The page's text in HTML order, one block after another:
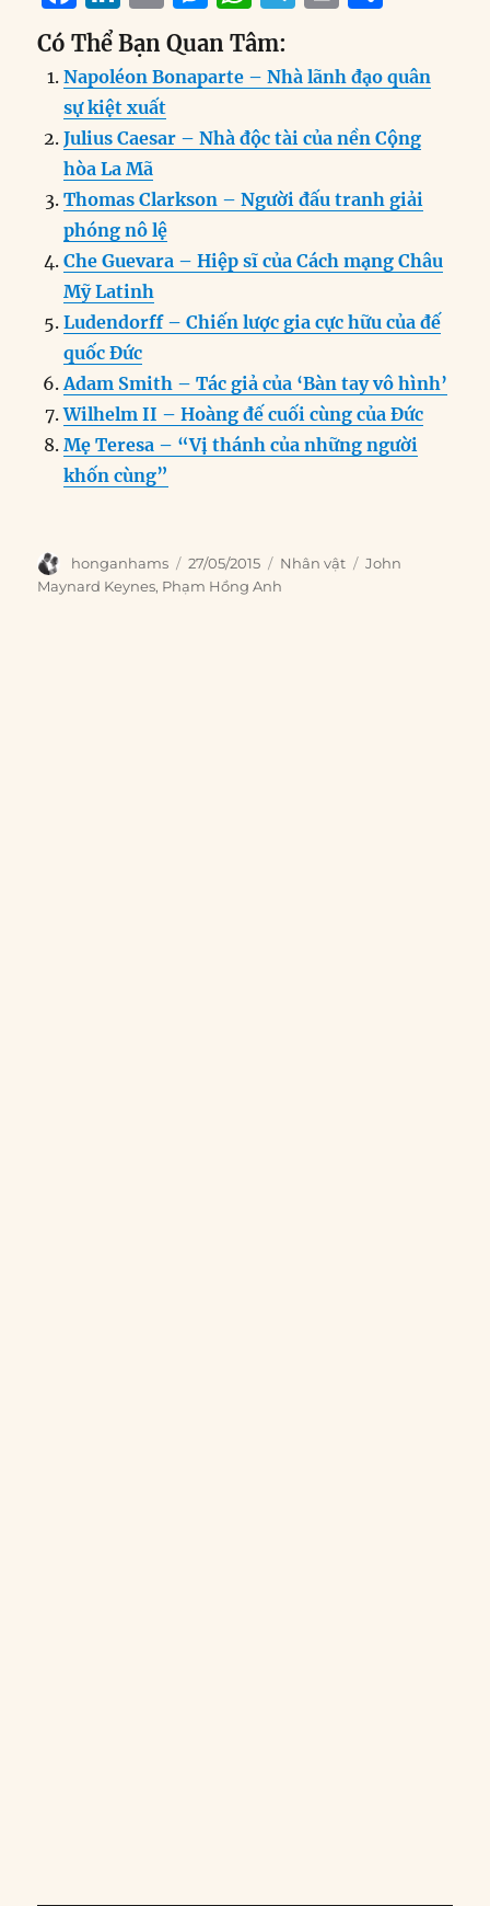
a
c
e
b
o
o
k
n
k
e
d
I
n
m
ai
l
e
ss
e
n
er
h
at
s
A
p
e
g
r
m
n
t
a
re
Có Thể Bạn Quan Tâm:
Napoléon Bonaparte – Nhà lãnh đạo quân
sự kiệt xuất
Julius Caesar – Nhà độc tài của nền Cộng
hòa La Mã
Thomas Clarkson – Người đấu tranh giải
phóng nô lệ
Che Guevara – Hiệp sĩ của Cách mạng Châu
Mỹ Latinh
Ludendorff – Chiến lược gia cực hữu của đế
quốc Đức
Adam Smith – Tác giả của ‘Bàn tay vô hình’
Wilhelm II – Hoàng đế cuối cùng của Đức
Mẹ Teresa – “Vị thánh của những người
khốn cùng”
Author
honganhams
Posted
on
27/05/2015 Categories
Nhân vật Tags
John
Maynard Keynes, Phạm Hồng Anh